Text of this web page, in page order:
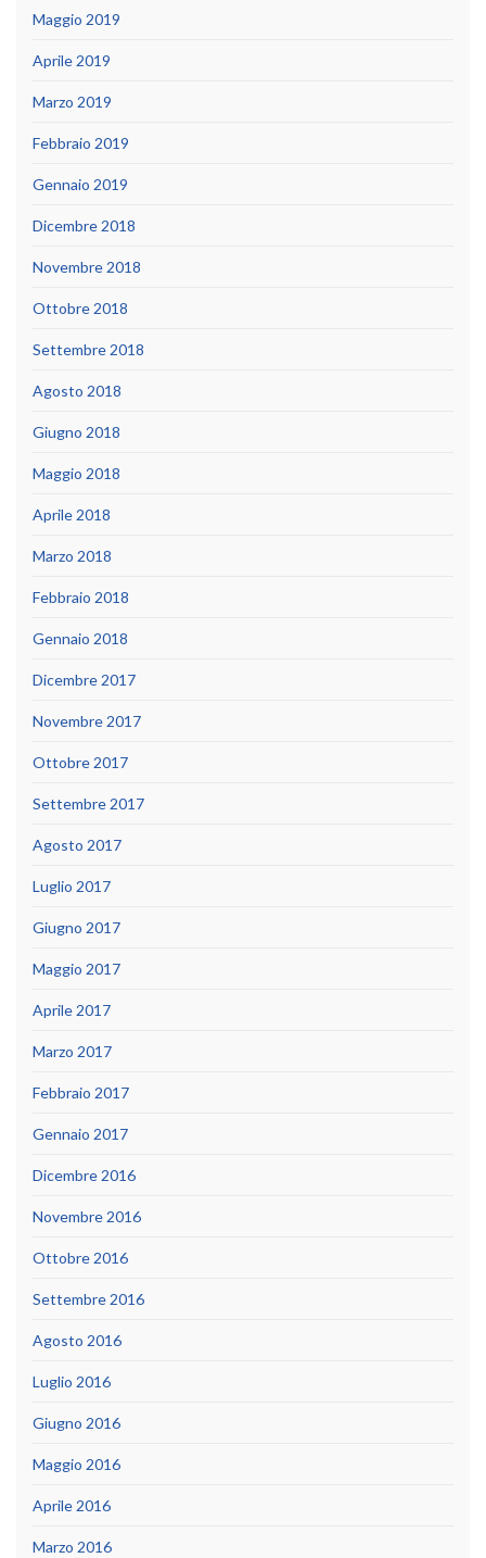
Maggio 2019
Aprile 2019
Marzo 2019
Febbraio 2019
Gennaio 2019
Dicembre 2018
Novembre 2018
Ottobre 2018
Settembre 2018
Agosto 2018
Giugno 2018
Maggio 2018
Aprile 2018
Marzo 2018
Febbraio 2018
Gennaio 2018
Dicembre 2017
Novembre 2017
Ottobre 2017
Settembre 2017
Agosto 2017
Luglio 2017
Giugno 2017
Maggio 2017
Aprile 2017
Marzo 2017
Febbraio 2017
Gennaio 2017
Dicembre 2016
Novembre 2016
Ottobre 2016
Settembre 2016
Agosto 2016
Luglio 2016
Giugno 2016
Maggio 2016
Aprile 2016
Marzo 2016